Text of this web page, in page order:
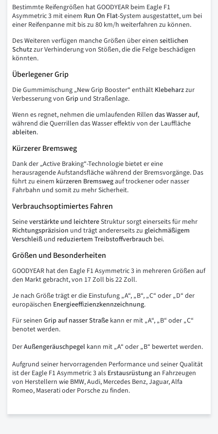
Bestimmte Reifengrößen hat GOODYEAR beim Eagle F1
Asymmetric 3 mit einem Run On Flat-System ausgestattet, um bei
einer Reifenpanne mit bis zu 80 km/h weiterfahren zu können.
Des Weiteren verfügen manche Größen über einen seitlichen
Schutzzur Verhinderung von Stößen, die die Felge beschädigen
könnten.
Überlegener Grip
Die Gummimischung „New Grip Booster“ enthält Klebeharzzur
Verbesserung von Grip und Straßenlage.
Wenn es regnet, nehmen die umlaufenden Rillen das Wasser auf,
während die Querrillen das Wasser effektiv von der Lauffläche
ableiten.
Kürzerer Bremsweg
Dank der „Active Braking“-Technologie bietet er eine
herausragende Aufstandsfläche während der Bremsvorgänge. Das
führt zu einem kürzeren Bremswegauf trockener oder nasser
Fahrbahn und somit zu mehr Sicherheit.
Verbrauchsoptimiertes Fahren
Seineverstärkte und leichtereStruktur sorgt einerseits für mehr
Richtungspräzision und trägt andererseits zu gleichmäßigem
Verschleiß und reduziertem Treibstoffverbrauch bei.
Größen und Besonderheiten
GOODYEAR hat den Eagle F1 Asymmetric 3 in mehreren Größen auf
den Markt gebracht, von 17 Zoll bis 22 Zoll.
Je nach Größe trägt er die Einstufung „ A“, „ B“, „ C“ oder „ D“ der
europäischen Energieeffizienzkennzeichnung.
Für seinen Grip auf nasser Straße kann er mit „ A“, „ B“ oder „ C“
benotet werden.
DerAußengeräuschpegel kann mit „ A“ oder „ B“ bewertet werden.
Aufgrund seiner hervorragenden Performance und seiner Qualität
ist der Eagle F1 Asymmetric 3 als Erstausrüstungan Fahrzeugen
von Herstellern wie BMW, Audi, Mercedes Benz, Jaguar, Alfa
Romeo, Maserati oder Porsche zu finden.